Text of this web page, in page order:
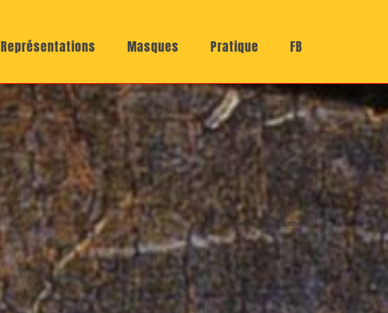
Représentations Masques Pratique FB
Accueil 2023 octobre